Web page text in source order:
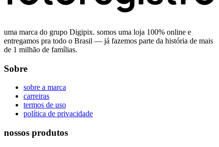
uma marca do grupo Digipix. somos uma loja 100% online e
entregamos pra todo o Brasil — já fazemos parte da história de mais
de 1 milhão de famílias.
Sobre
sobre a marca
carreiras
termos de uso
política de privacidade
nossos produtos